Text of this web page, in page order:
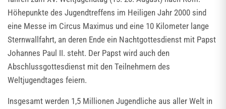
Höhepunkte des Jugendtreffens im Heiligen Jahr 2000 sind
eine Messe im Circus Maximus und eine 10 Kilometer lange
Sternwallfahrt, an deren Ende ein Nachtgottesdienst mit Papst
Johannes Paul II. steht. Der Papst wird auch den
Abschlussgottesdienst mit den Teilnehmern des
Weltjugendtages feiern.
Insgesamt werden 1,5 Millionen Jugendliche aus aller Welt in